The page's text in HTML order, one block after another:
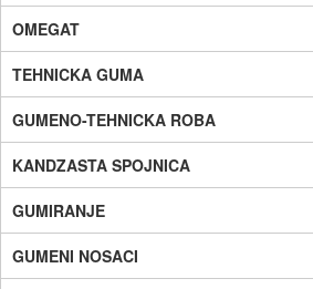
OMEGAT
TEHNICKA GUMA
GUMENO-TEHNICKA ROBA
KANDZASTA SPOJNICA
GUMIRANJE
GUMENI NOSACI